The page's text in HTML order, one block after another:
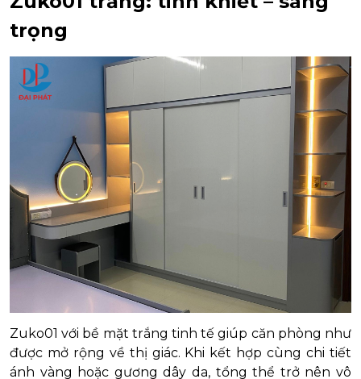
trọng
Zuko01 với bề mặt trắng tinh tế giúp căn phòng như
được mở rộng về thị giác. Khi kết hợp cùng chi tiết
ánh vàng hoặc gương dây da, tổng thể trở nên vô